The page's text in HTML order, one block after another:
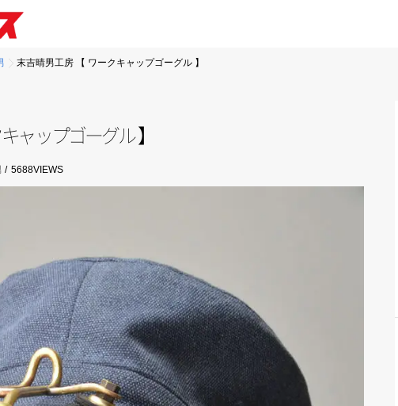
末吉晴男工房 【 ワークキャップゴーグル 】
キャ ップゴーグル 】
5688VIEWS